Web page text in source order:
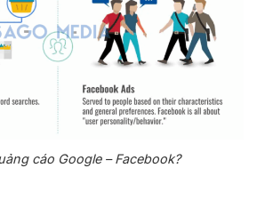
cáo Google – Facebook?